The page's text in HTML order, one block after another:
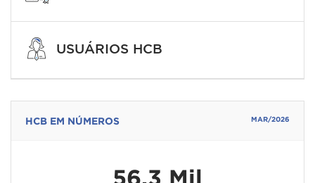
USUÁRIOS HCB
HCB EM NÚMEROS MAR/2026
56,3 Mil